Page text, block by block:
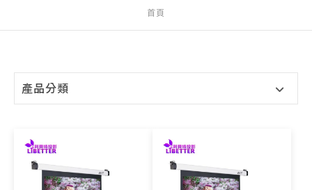
首頁
產品分類